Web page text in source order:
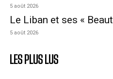
5 août 2026
Le Liban et ses «
5 août 2026
LES PLUS LUS